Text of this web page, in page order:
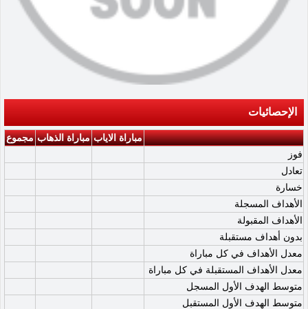
الإحصائيات
مباراة الاياب مباراة الذهاب مجموع
فوز
تعادل
خسارة
الأهداف المسجلة
الأهداف المقبولة
بدون أهداف مستقبلة
معدل الأهداف في كل مباراة
معدل الأهداف المستقبلة في كل مباراة
متوسط الهدف الأول المسجل
متوسط الهدف الأول المستقبل